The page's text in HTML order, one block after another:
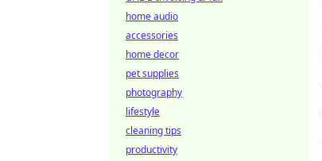
home audio
accessories
home decor
pet supplies
photography
lifestyle
cleaning tips
productivity